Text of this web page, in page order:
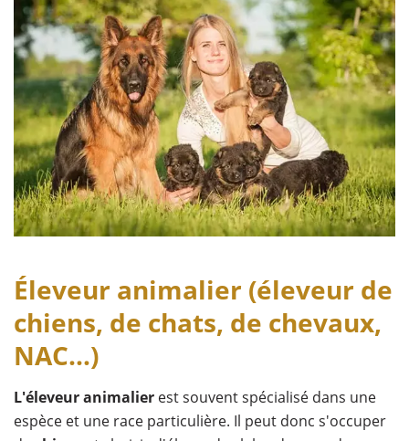
Éleveur animalier (éleveur de
chiens, de chats, de chevaux,
NAC…)
L'éleveur animalier est souvent spécialisé dans une
espèce et une race particulière. Il peut donc s'occuper